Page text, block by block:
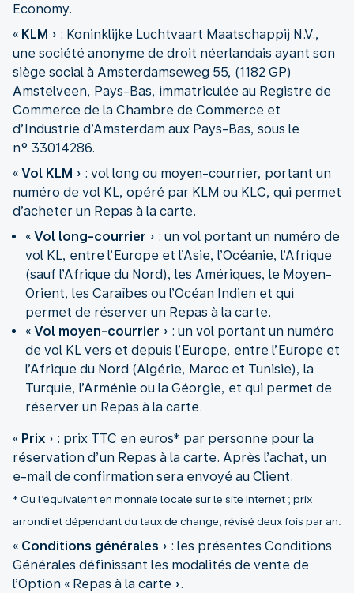
Economy.
« KLM » : Koninklijke Luchtvaart Maatschappij N.V.,
une société anonyme de droit néerlandais ayant son
siège social à Amsterdamseweg 55, (1182 GP)
Amstelveen, Pays-Bas, immatriculée au Registre de
Commerce de la Chambre de Commerce et
d’Industrie d’Amsterdam aux Pays-Bas, sous le
n° 33014286.
« Vol KLM » : vol long ou moyen-courrier, portant un
numéro de vol KL, opéré par KLM ou KLC, qui permet
d’acheter un Repas à la carte.
« Vol long-courrier » : un vol portant un numéro de
vol KL, entre l’Europe et l’Asie, l’Océanie, l’Afrique
(sauf l’Afrique du Nord), les Amériques, le Moyen-
Orient, les Caraïbes ou l’Océan Indien et qui
permet de réserver un Repas à la carte.
« Vol moyen-courrier » : un vol portant un numéro
de vol KL vers et depuis l’Europe, entre l’Europe et
l’Afrique du Nord (Algérie, Maroc et Tunisie), la
Turquie, l’Arménie ou la Géorgie, et qui permet de
réserver un Repas à la carte.
« Prix » : prix TTC en euros* par personne pour la
réservation d’un Repas à la carte. Après l’achat, un
* Ou l’équivalent en monnaie locale sur le site Internet ; prix
arrondi et dépendant du taux de change, révisé deux fois par an.
« Conditions générales » : les présentes Conditions
Générales définissant les modalités de vente de
l’Option « Repas à la carte ».